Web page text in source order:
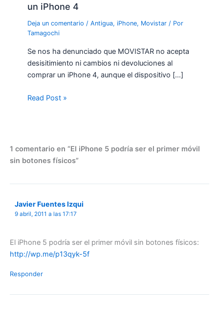
un iPhone 4
Deja un comentario /Antigua,iPhone, Movistar / Por
Tamagochi
Se nos ha denunciado que MOVISTAR no acepta
desisitimiento ni cambios ni devoluciones al
comprar un iPhone 4, aunque el dispositivo […]
Read Post »
1 comentario en “El iPhone 5 podría ser el primer móvil
sin botones físicos”
Javier Fuentes Izqui
9 abril, 2011 a las 17:17
El iPhone 5 podría ser el primer móvil sin botones físicos:
http://wp.me/p13qyk-5f
Responder